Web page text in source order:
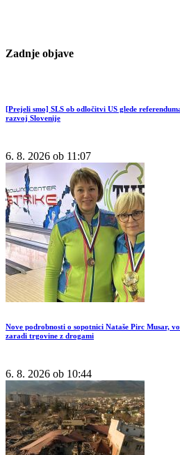
Zadnje objave
[Prejeli smo] SLS ob odločitvi US glede
razvoj Slovenije
6. 8. 2026 ob 11:07
Nove podrobnosti o sopotnici Nataše Pirc Musar,
zaradi trgovine z drogami
6. 8. 2026 ob 10:44